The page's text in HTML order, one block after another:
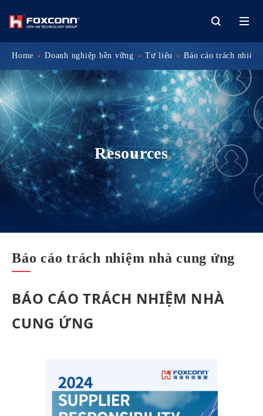
Resources
Home Doanh nghiệp bền vững Tư liệu Báo cáo trách nhiệm
Báo cáo trách nhiệm nhà cung ứng
BÁO CÁO TRÁCH NHIỆM NHÀ
CUNG ỨNG​